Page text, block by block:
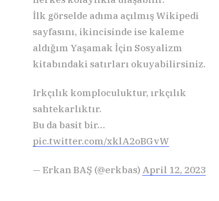
İlk görselde adıma açılmış Wikipedi
sayfasını, ikincisinde ise kaleme
aldığım Yaşamak İçin Sosyalizm
kitabındaki satırları okuyabilirsiniz.
Irkçılık komploculuktur, ırkçılık
sahtekarlıktır.
Bu da basit bir…
pic.twitter.com/xklA2oBGvW
— Erkan BAŞ (@erkbas) April 12, 2023